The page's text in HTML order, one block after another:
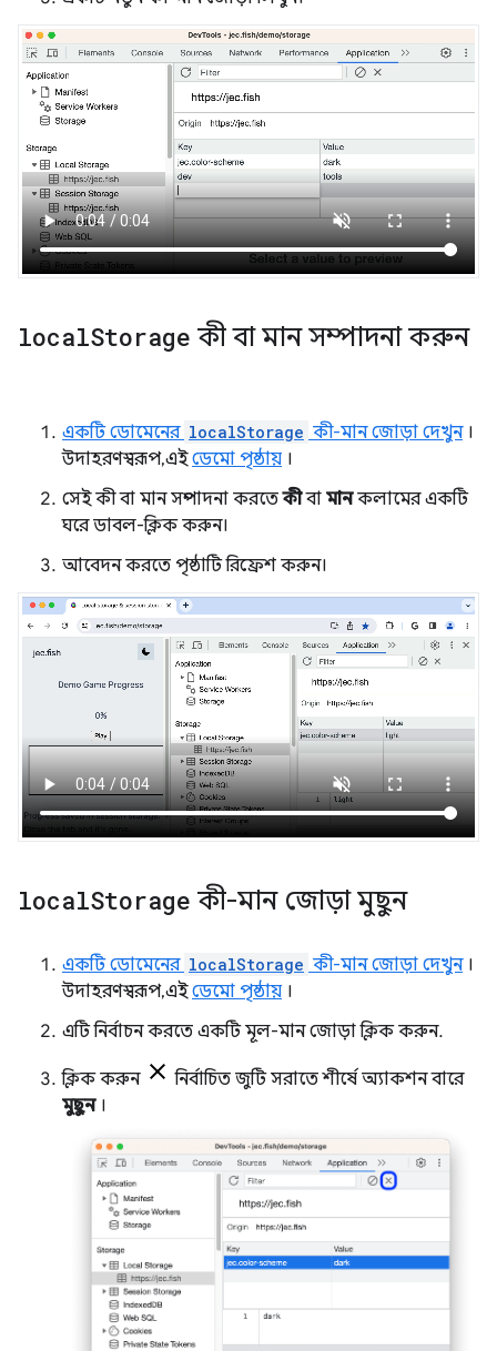
localStorage কী বা মান সম্পাদনা করুন
একটি ডোমেনের localStorage কী-মান জোড়া দেখুন।
উদাহরণস্বরূপ, এইডেমো পৃষ্ঠায় ।
সেই কী বা মান সম্পাদনা করতেকীবা মানকলামের একটি
ঘরে ডাবল-ক্লিক করুন।
আবেদন করতে পৃষ্ঠাটি রিফ্রেশ করুন।
localStorage কী-মান জোড়া মুছুন
একটি ডোমেনের localStorage কী-মান জোড়া দেখুন।
উদাহরণস্বরূপ, এইডেমো পৃষ্ঠায় ।
এটি নির্বাচন করতে একটি মূল-মান জোড়া ক্লিক করুন.
ক্লিক করুন
নির্বাচিত জুটি সরাতে শীর্ষে অ্যাকশন বারে
মুছুন।